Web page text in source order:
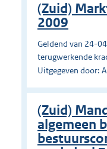
(Zuid)
2009
Geldend van 24-
terugwerkende
Uitgegeven door:
(Zuid)
algemeen